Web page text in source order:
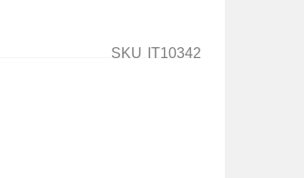
SKU IT10342